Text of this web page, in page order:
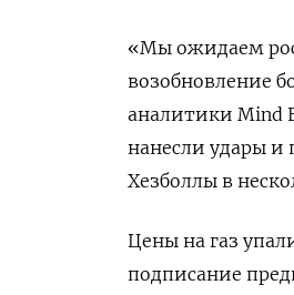
«Мы ожидаем
возобновление
аналитики Mind
нанесли удары и
Хезболлы в
Цены на ​газ
‌подписание